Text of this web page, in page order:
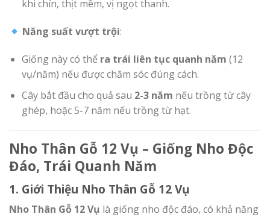
khi chín, thịt mềm, vị ngọt thanh.
Năng suất vượt trội:
Giống này có thể ra trái liên tục quanh năm (12
vụ/năm) nếu được chăm sóc đúng cách.
Cây bắt đầu cho quả sau 2-3 năm nếu trồng từ cây
ghép, hoặc 5-7 năm nếu trồng từ hạt.
Nho Thân Gỗ 12 Vụ – Giống Nho Độc
Đáo, Trái Quanh Năm
1. Giới Thiệu Nho Thân Gỗ 12 Vụ
Nho Thân Gỗ 12 Vụ là giống nho độc đáo, có khả năng